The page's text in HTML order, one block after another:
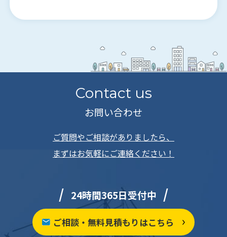
Contact us
お問い合わせ
ご質問やご相談がありましたら、
まずはお気軽にご連絡ください！
24時間365日受付中
ご相談・無料見積もりはこちら